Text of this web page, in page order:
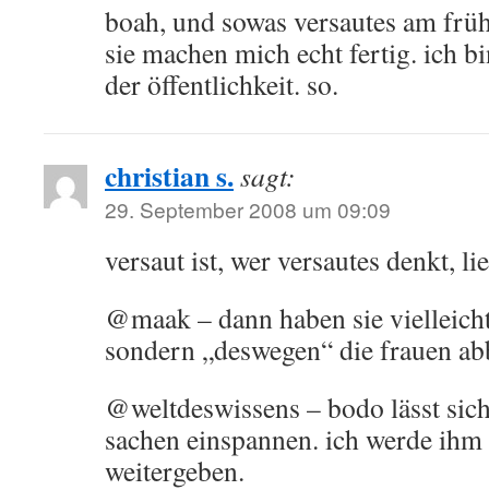
boah, und sowas versautes am
sie machen mich echt fertig. ich
der öffentlichkeit. so.
christian s.sagt:
29. September 2008 um 09:09
versaut ist, wer versautes denkt,
@maak – dann haben sie
sondern „deswegen“ die frauen
@weltdeswissens – bodo lässt
sachen einspannen. ich werde
weitergeben.